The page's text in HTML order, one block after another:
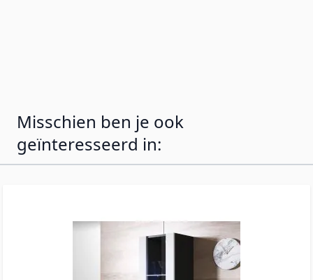
Misschien ben je ook
geïnteresseerd in: